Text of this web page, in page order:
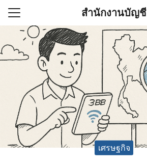
Skip
content
สำนักงานบัญชี
านบัญชี (Accounting
ช่วยสำคัญในการบริหาร
Search
เศรษฐกิจ